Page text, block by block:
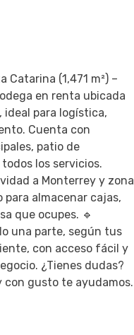
Catarina (1,471 m²) –
en renta ubicada
ideal para logística,
Cuenta con
patio de
los servicios.
a Monterrey y zona
almacenar cajas,
que ocupes. 🔹
una parte, según tus
con acceso fácil y
¿Tienes dudas?
con gusto te ayudamos.